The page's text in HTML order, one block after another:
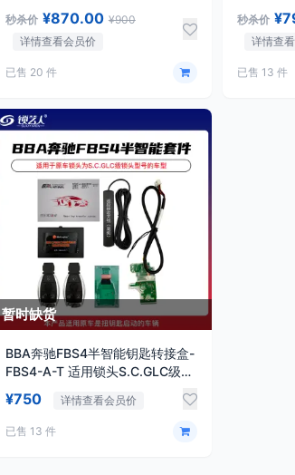
秒杀价 ¥870.00 ¥900
详情查看会员价
已售 20 件
秒杀价
详情查
已售 13 件
暂时缺货
BBA奔驰FBS4半智能钥匙转接盒-
FBS4-A-T 适用锁头S.C.GLC级旋
¥750 详情查看会员价
已售 13 件